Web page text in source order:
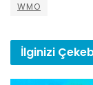
WMO
İlginizi